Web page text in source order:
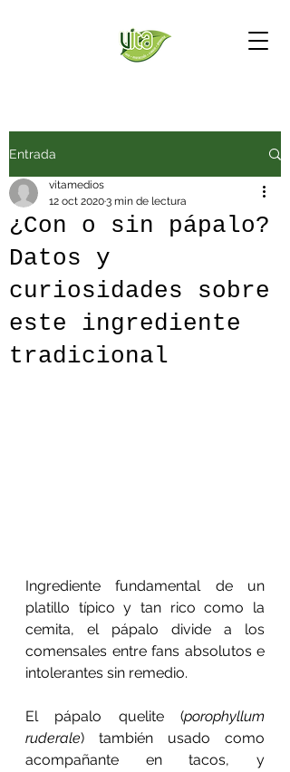
Entrada
¿Con o sin pápalo?
Datos y
curiosidades sobre
este ingrediente
tradicional
vitamedios
12 oct 20203 min de lectura
Ingrediente fundamental de un
platillo típico y tan rico como la
cemita, el pápalo divide a los
comensales entre fans absolutos e
intolerantes sin remedio.
El pápalo quelite (porophyllum
ruderale) también usado como
acompañante en tacos, y